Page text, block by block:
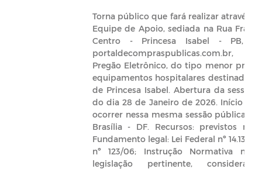
Torna público que fará realizar através
Equipe de Apoio, sediada na Rua
Centro - Princesa Isabel - PB,
portaldecompraspublicas.com.br,
Pregão Eletrônico, do tipo menor
equipamentos hospitalares destinados
de Princesa Isabel. Abertura da sessão
do dia 28 de Janeiro de 2026. Início da
ocorrer nessa mesma sessão pública.
Brasília - DF. Recursos: previstos no
Fundamento legal: Lei Federal nº 14.133/
nº 123/06; Instrução Normativa nº
legislação pertinente,